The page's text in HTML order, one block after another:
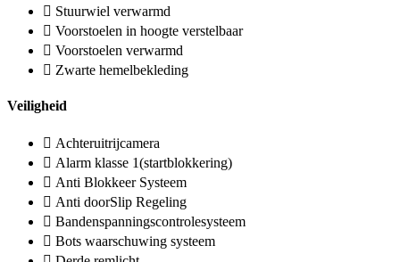
Stuurwiel verwarmd
Voorstoelen in hoogte verstelbaar
Voorstoelen verwarmd
Zwarte hemelbekleding
Veiligheid
Achteruitrijcamera
Alarm klasse 1(startblokkering)
Anti Blokkeer Systeem
Anti doorSlip Regeling
Bandenspanningscontrolesysteem
Bots waarschuwing systeem